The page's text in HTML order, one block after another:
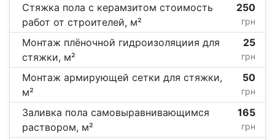
Стяжка пола с керамзитом стоимость
работ от строителей, м²
250
грн
Монтаж плёночной гидроизоляциия для
стяжки, м²
25
грн
Монтаж армирующей сетки для стяжки,
м²
50
грн
Заливка пола самовыравнивающимся
раствором, м²
165
грн